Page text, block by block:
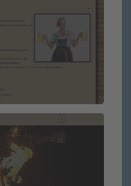
Helie Oss